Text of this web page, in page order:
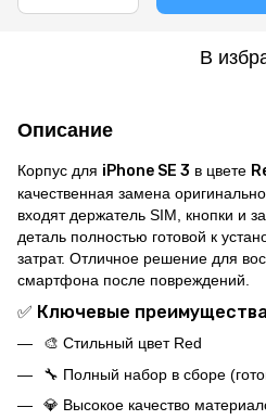
В
Описание
Корпус для iPhone SE 3 в цвете
качественная замена
входят держатель SIM, кнопки и
деталь полностью готовой к
затрат. Отличное решение для
смартфона после повреждений.
✅ Ключевые преимущества
🎨 Стильный цвет Red
🔧 Полный набор в сборе
💎 Высокое качество